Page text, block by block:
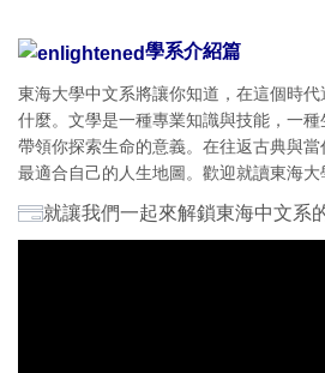
學系介紹篇
東海大學中文系將讓你知道，在這個時
什麼。文學是一種專業知識與技能，一
帶領你探索生命的意義。在往返古典與
最適合自己的人生地圖。歡迎就讀東海大
就讓我們一起來解鎖東海中文系